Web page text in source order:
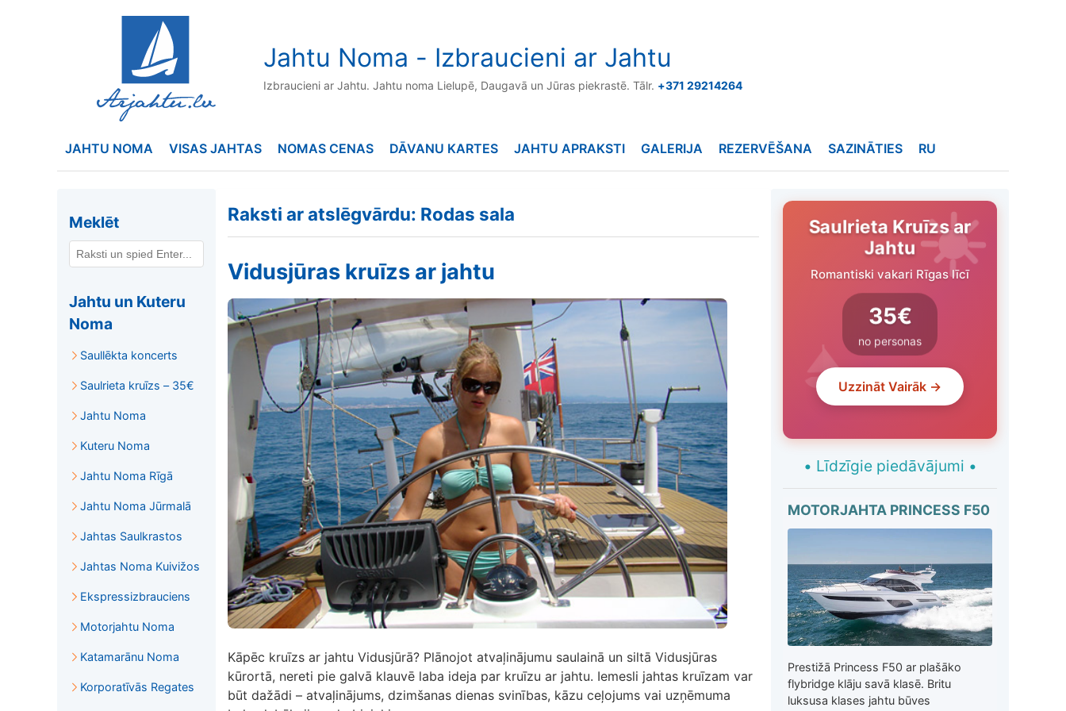
Jahtu Noma - Izbraucieni ar Jahtu
Izbraucieni ar Jahtu. Jahtu noma Lielupē, Daugavā un Jūras piekrastē. Tālr. +371 29214264
JAHTU NOMA VISAS JAHTAS NOMAS CENAS DĀVANU KARTES JAHTU APRAKSTI GALERIJA REZERVĒŠANA SAZINĀTIES RU
Meklēt
Jahtu un Kuteru
Noma
Saullēkta koncerts
Saulrieta kruīzs – 35€
Jahtu Noma
Kuteru Noma
Jahtu Noma Rīgā
Jahtu Noma Jūrmalā
Jahtas Saulkrastos
Jahtas Noma Kuivižos
Ekspressizbrauciens
Motorjahtu Noma
Katamarānu Noma
Korporatīvās Regates
Raksti ar atslēgvārdu: Rodas sala
Vidusjūras kruīzs ar jahtu
Kāpēc kruīzs ar jahtu Vidusjūrā? Plānojot atvaļinājumu saulainā un siltā Vidusjūras
kūrortā, nereti pie galvā klauvē laba ideja par kruīzu ar jahtu. Iemesli jahtas kruīzam var
būt dažādi – atvaļinājums, dzimšanas dienas svinības, kāzu ceļojums vai uzņēmuma
Saulrieta Kruīzs ar
Jahtu
Romantiski vakari Rīgas līcī
35€
no personas
Uzzināt Vairāk →
• Līdzīgie piedāvājumi •
MOTORJAHTA PRINCESS F50
Prestižā Princess F50 ar plašāko
flybridge klāju savā klasē. Britu
luksusa klases jahtu būves